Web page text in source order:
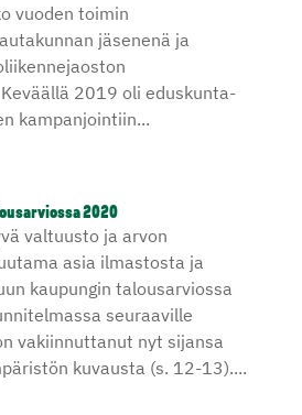
vuoden toimin
jäsenenä ja
2019 oli eduskunta-
kampanjointiin...
2020
valtuusto ja arvon
asia ilmastosta ja
kaupungin talousarviossa
seuraaville
vakiinnuttanut nyt sijansa
kuvausta (s. 12-13)....